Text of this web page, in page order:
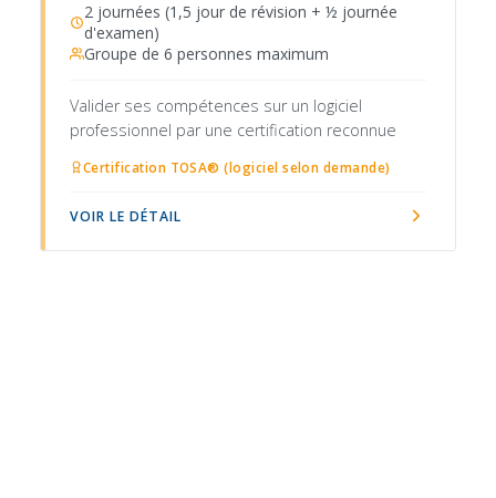
2 journées (1,5 jour de révision + ½ journée
d'examen)
Groupe de 6 personnes maximum
Valider ses compétences sur un logiciel
professionnel par une certification reconnue
Certification TOSA® (logiciel selon demande)
VOIR LE DÉTAIL